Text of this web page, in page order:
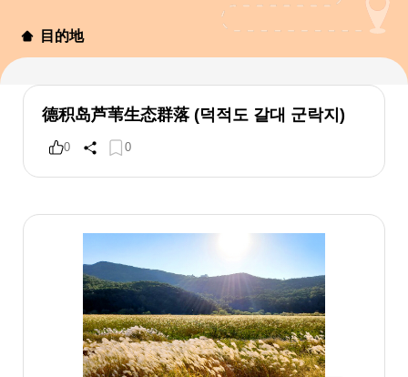
目的地
德积岛芦苇生态群落 (덕적도 갈대 군락지)
0 0